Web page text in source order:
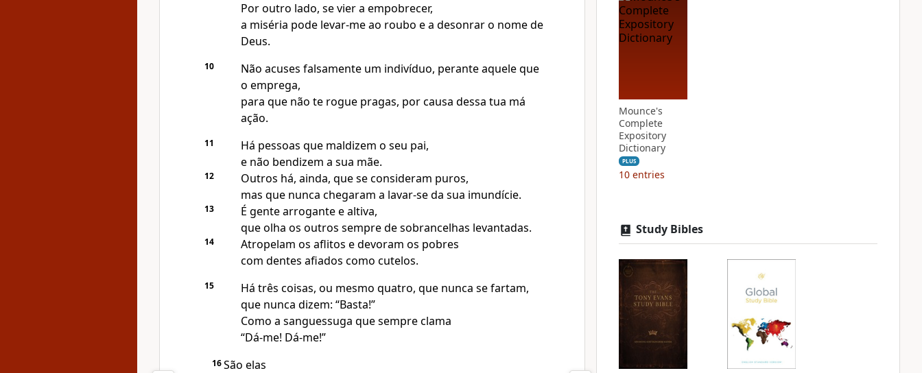
Por outro lado, se vier a empobrecer,
a miséria pode levar-me ao roubo e a desonrar o nome de
Deus.
10
Não acuses falsamente um indivíduo, perante aquele que
o emprega,
para que não te rogue pragas, por causa dessa tua má
ação.
11
Há pessoas que maldizem o seu pai,
e não bendizem a sua mãe.
12
Outros há, ainda, que se consideram puros,
mas que nunca chegaram a lavar-se da sua imundície.
13
É gente arrogante e altiva,
que olha os outros sempre de sobrancelhas levantadas.
14
Atropelam os aflitos e devoram os pobres
com dentes afiados como cutelos.
15
Há três coisas, ou mesmo quatro, que nunca se fartam,
que nunca dizem: “Basta!”
Como a sanguessuga que sempre clama
“Dá-me! Dá-me!”
16São elas
Mounce's
Complete
Expository
Dictionary
PLUS
10 entries
Study Bibles